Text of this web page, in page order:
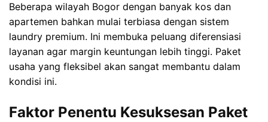
Beberapa wilayah Bogor dengan banyak kos dan
apartemen bahkan mulai terbiasa dengan sistem
laundry premium. Ini membuka peluang diferensiasi
layanan agar margin keuntungan lebih tinggi. Paket
usaha yang fleksibel akan sangat membantu dalam
kondisi ini.
Faktor Penentu Kesuksesan Paket